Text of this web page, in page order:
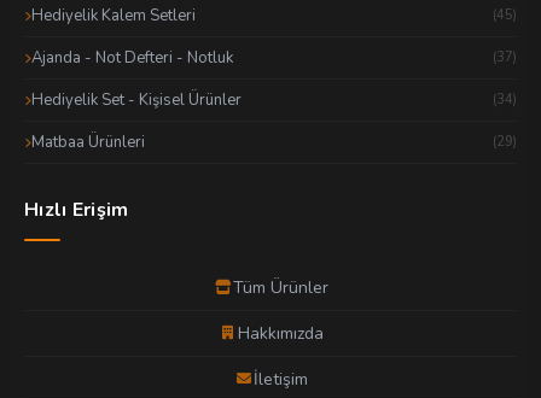
Hediyelik Kalem Setleri (45)
Ajanda - Not Defteri - Notluk (37)
Hediyelik Set - Kişisel Ürünler (34)
Matbaa Ürünleri (29)
Hızlı Erişim
Tüm Ürünler
Hakkımızda
İletişim